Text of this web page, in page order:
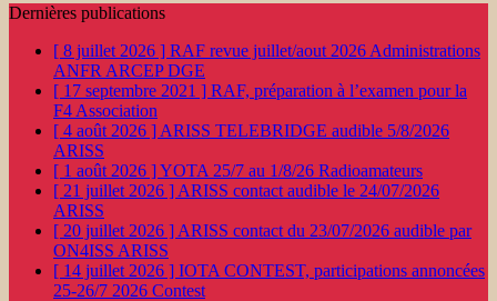
Dernières publications
[ 8 juillet 2026 ] RAF revue juillet/aout 2026 Administrations
ANFR ARCEP DGE
[ 17 septembre 2021 ] RAF, préparation à l’examen pour la
F4 Association
[ 4 août 2026 ] ARISS TELEBRIDGE audible 5/8/2026
ARISS
[ 1 août 2026 ]YOTA 25/7 au 1/8/26 Radioamateurs
[ 21 juillet 2026 ] ARISS contact audible le 24/07/2026
ARISS
[ 20 juillet 2026 ] ARISS contact du 23/07/2026 audible par
ON4ISS ARISS
[ 14 juillet 2026 ] IOTA CONTEST, participations annoncées
25-26/7 2026 Contest